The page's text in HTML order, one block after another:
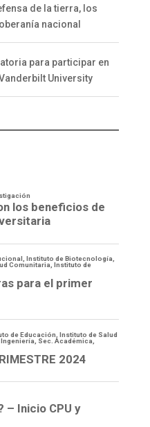
de la tierra, los
nacional
para participar en
University